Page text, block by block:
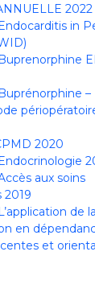
2022
in
–
2020
aux soins
2019
de la
en
et